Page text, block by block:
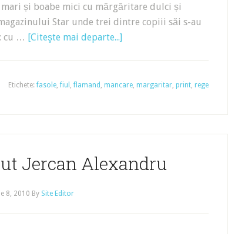
și boabe mici cu mărgăritare dulci și
Star unde trei dintre copiii săi s-au
cu … [Citeşte mai departe...]
Etichete:fasole,fiul ,flamand , mancare, margaritar, print, rege
Jercan Alexandru
8, 2010 By Site Editor